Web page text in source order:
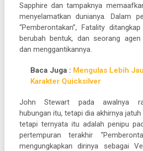
Sapphire dan tampaknya
menyelamatkan dunianya. Dalam
“Pemberontakan”, Fatality
berubah bentuk, dan seorang agen
dan menggantikannya.
Baca Juga : Mengulas Lebih
Karakter Quicksilver
John Stewart pada awalnya
hubungan itu, tetapi dia akhirnya
tetapi ternyata itu adalah penipu
pertempuran terakhir
mengungkapkan dirinya sebagai